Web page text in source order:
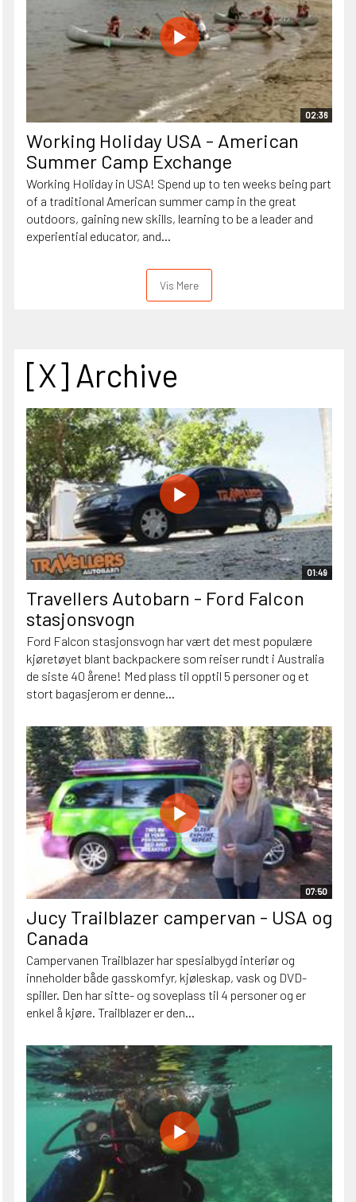
02:36
Working Holiday USA - American
Summer Camp Exchange
Working Holiday in USA! Spend up to ten weeks being part
of a traditional American summer camp in the great
outdoors, gaining new skills, learning to be a leader and
experiential educator, and...
Vis Mere
[X] Archive
01:49
Travellers Autobarn - Ford Falcon
stasjonsvogn
Ford Falcon stasjonsvogn har vært det mest populære
kjøretøyet blant backpackere som reiser rundt i Australia
de siste 40 årene! Med plass til opptil 5 personer og et
stort bagasjerom er denne...
07:50
Jucy Trailblazer campervan - USA og
Canada
Campervanen Trailblazer har spesialbygd interiør og
inneholder både gasskomfyr, kjøleskap, vask og DVD-
spiller. Den har sitte- og soveplass til 4 personer og er
enkel å kjøre. Trailblazer er den...